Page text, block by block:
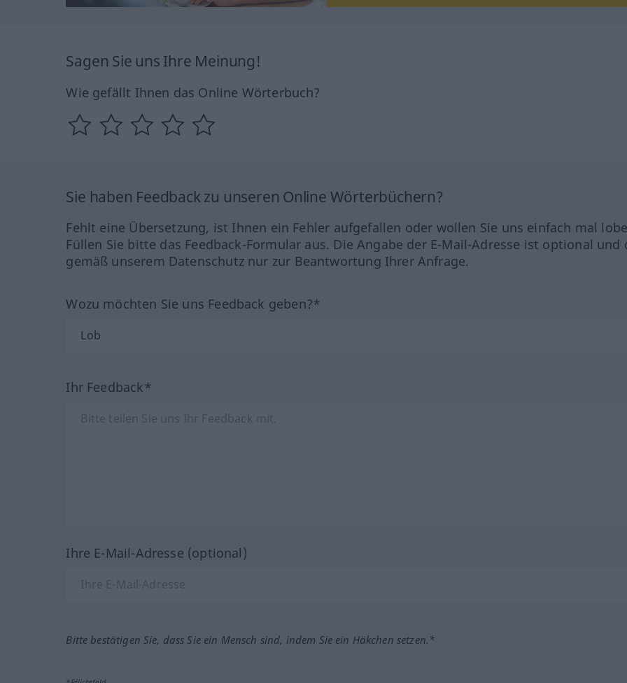
Sagen Sie uns Ihre Meinung!
Wie gefällt Ihnen das Online Wörterbuch?
Sie haben Feedback zu unseren Online Wörterbüchern?
Fehlt eine Übersetzung, ist Ihnen ein Fehler aufgefallen oder wollen Sie uns einfach mal
Füllen Sie bitte das Feedback-Formular aus. Die Angabe der E-Mail-Adresse ist optional und
gemäß unserem Datenschutz nur zur Beantwortung Ihrer Anfrage.
Wozu möchten Sie uns Feedback geben?*
Ihr Feedback*
Ihre E-Mail-Adresse (optional)
Bitte bestätigen Sie, dass Sie ein Mensch sind, indem Sie ein Häkchen setzen.*